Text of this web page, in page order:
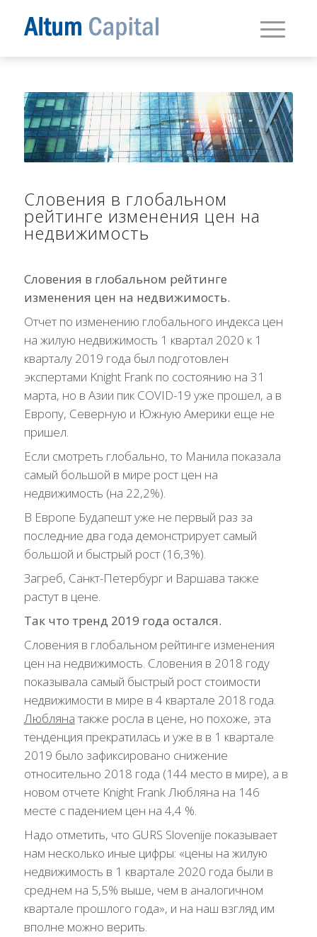
Словения в глобальном
рейтинге изменения цен на
недвижимость
Словения в глобальном рейтинге
изменения цен на недвижимость.
Отчет по изменению глобального индекса цен
на жилую недвижимость 1 квартал 2020 к 1
кварталу 2019 года был подготовлен
экспертами Knight Frank по состоянию на 31
марта, но в Азии пик COVID-19 уже прошел, а в
Европу, Северную и Южную Америки еще не
пришел.
Если смотреть глобально, то Манила показала
самый большой в мире рост цен на
недвижимость (на 22,2%).
В Европе Будапешт уже не первый раз за
последние два года демонстрирует самый
большой и быстрый рост (16,3%).
Загреб, Санкт-Петербург и Варшава также
растут в цене.
Так что тренд 2019 года остался.
Словения в глобальном рейтинге изменения
цен на недвижимость. Словения в 2018 году
показывала самый быстрый рост стоимости
недвижимости в мире в 4 квартале 2018 года.
Любляна также росла в цене, но похоже, эта
тенденция прекратилась и уже в в 1 квартале
2019 было зафиксировано снижение
относительно 2018 года (144 место в мире), а в
новом отчете Knight Frank Любляна на 146
месте с падением цен на 4,4 %.
Надо отметить, что GURS Slovenije показывает
нам несколько иные цифры: «цены на жилую
недвижимость в 1 квартале 2020 года были в
среднем на 5,5% выше, чем в аналогичном
квартале прошлого года», и на наш взгляд им
вполне можно верить.